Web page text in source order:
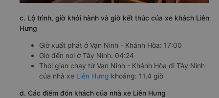
c. Lộ trình, giờ khởi hành và giờ kết thúc của xe khách Liên
Hưng
Giờ xuất phát ở Vạn Ninh - Khánh Hòa: 17:00
Giờ đến nơi ở Tây Ninh: 04:24
Thời gian chạy từ Vạn Ninh - Khánh Hòa đi Tây Ninh
của nhà xe Liên Hưng khoảng: 11.4 giờ
d. Các điểm đón khách của nhà xe Liên Hưng